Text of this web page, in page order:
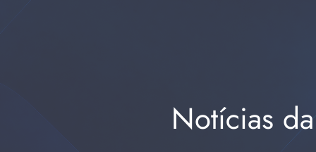
Notícias